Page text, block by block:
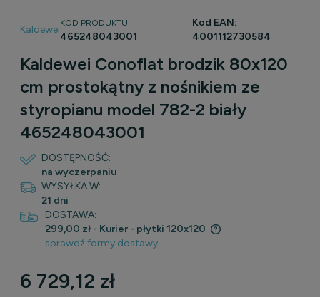
Kaldewei
KOD PRODUKTU:
465248043001
Kod EAN:
4001112730584
Kaldewei Conoflat brodzik 80x120
cm prostokątny z nośnikiem ze
styropianu model 782-2 biały
465248043001
DOSTĘPNOŚĆ:
na wyczerpaniu
WYSYŁKA W:
21 dni
DOSTAWA:
299,00 zł - Kurier - płytki 120x120
Cena nie zawiera ewentualnych kosztów płatności
sprawdź formy dostawy
6 729,12 zł